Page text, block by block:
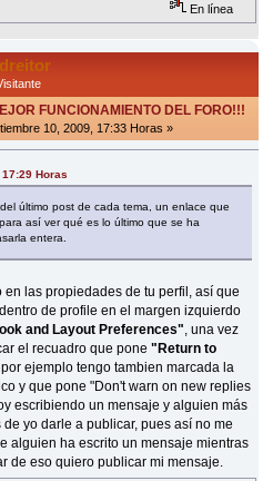
En línea
FUNCIONAMIENTO DEL FORO!!!
10, 2009, 17:33 Horas »
Horas
último post de cada tema, un enlace que
así ver qué es lo último que se ha
entera.
las propiedades de tu perfil, así que
de profile en el margen izquierdo
and Layout Preferences" , una vez
el recuadro que pone"Return to
por ejemplo tengo tambien marcada la
y que pone "Don't warn on new replies
escribiendo un mensaje y alguien más
yo darle a publicar, pues así no me
alguien ha escrito un mensaje mientras
de eso quiero publicar mi mensaje.